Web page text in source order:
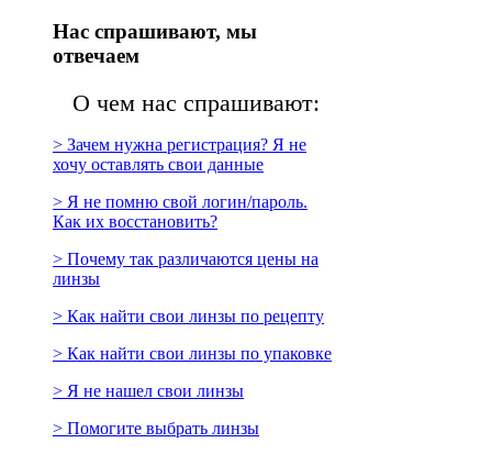
Нас спрашивают, мы
отвечаем
О чем нас спрашивают:
> Зачем нужна регистрация? Я не
хочу оставлять свои данные
> Я не помню свой логин/пароль.
Как их восстановить?
> Почему так различаются цены на
линзы
> Как найти свои линзы по рецепту
> Как найти свои линзы по упаковке
> Я не нашел свои линзы
> Помогите выбрать линзы